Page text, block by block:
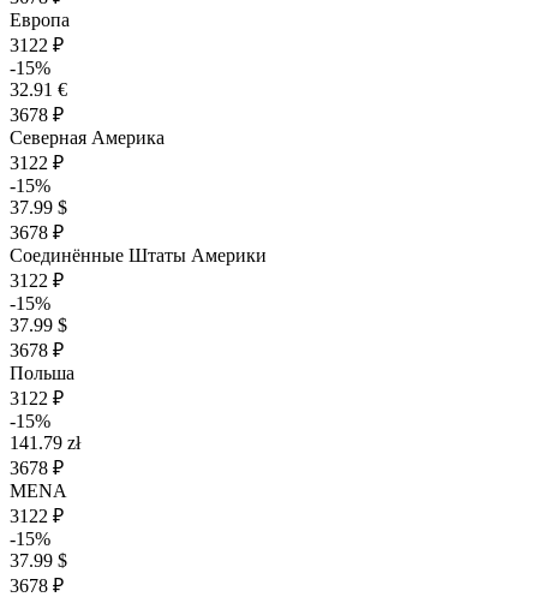
Европа
3122 ₽
-15%
32.91 €
3678 ₽
Северная Америка
3122 ₽
-15%
37.99 $
3678 ₽
Соединённые Штаты Америки
3122 ₽
-15%
37.99 $
3678 ₽
Польша
3122 ₽
-15%
141.79 zł
3678 ₽
MENA
3122 ₽
-15%
37.99 $
3678 ₽